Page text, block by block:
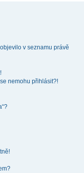
v seznamu právě
nemohu přihlásit?!